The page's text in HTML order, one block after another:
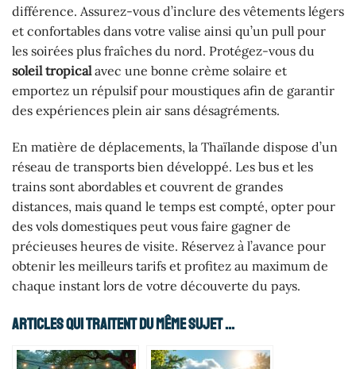
différence. Assurez-vous d’inclure des vêtements légers
et confortables dans votre valise ainsi qu’un pull pour
les soirées plus fraîches du nord. Protégez-vous du
soleil tropicalavec une bonne crème solaire et
emportez un répulsif pour moustiques afin de garantir
des expériences plein air sans désagréments.
En matière de déplacements, la Thaïlande dispose d’un
réseau de transports bien développé. Les bus et les
trains sont abordables et couvrent de grandes
distances, mais quand le temps est compté, opter pour
des vols domestiques peut vous faire gagner de
précieuses heures de visite. Réservez à l’avance pour
obtenir les meilleurs tarifs et profitez au maximum de
chaque instant lors de votre découverte du pays.
Articles Qui Traitent Du Même Sujet ...